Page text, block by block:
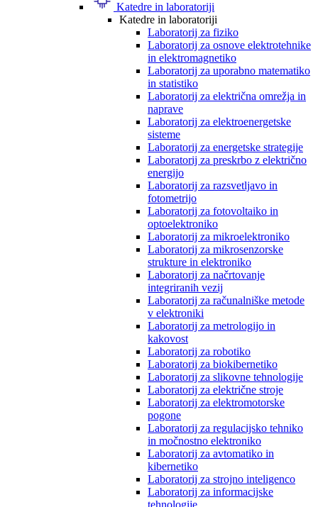
Katedre in laboratoriji
Katedre in laboratoriji
Laboratorij za fiziko
Laboratorij za osnove elektrotehnike
in elektromagnetiko
Laboratorij za uporabno matematiko
in statistiko
Laboratorij za električna omrežja in
naprave
Laboratorij za elektroenergetske
sisteme
Laboratorij za energetske strategije
Laboratorij za preskrbo z električno
energijo
Laboratorij za razsvetljavo in
fotometrijo
Laboratorij za fotovoltaiko in
optoelektroniko
Laboratorij za mikroelektroniko
Laboratorij za mikrosenzorske
strukture in elektroniko
Laboratorij za načrtovanje
integriranih vezij
Laboratorij za računalniške metode
v elektroniki
Laboratorij za metrologijo in
kakovost
Laboratorij za robotiko
Laboratorij za biokibernetiko
Laboratorij za slikovne tehnologije
Laboratorij za električne stroje
Laboratorij za elektromotorske
pogone
Laboratorij za regulacijsko tehniko
in močnostno elektroniko
Laboratorij za avtomatiko in
kibernetiko
Laboratorij za strojno inteligenco
Laboratorij za informacijske
tehnologije